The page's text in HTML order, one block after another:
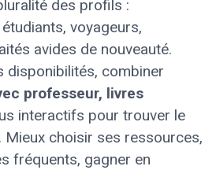
des profils :
voyageurs,
avides de nouveauté.
disponibilités, combiner
professeur, livres
interactifs pour trouver le
Mieux choisir ses ressources,
fréquents, gagner en